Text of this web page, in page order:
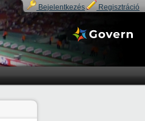
Bejelentkezés Regisztráció